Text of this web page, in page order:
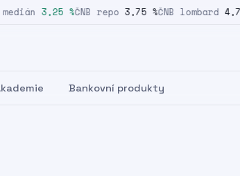
3,25 %ČNB repo 3,75 %ČNB lombard 4,75
Bankovní produkty